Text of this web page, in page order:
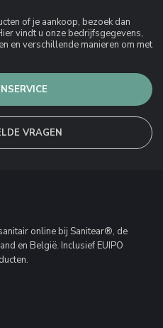
of je aankoop, bezoek dan
vindt u onze bedrijfsgegevens,
en verschillende manieren om met
VRAGEN
online bij Sanitear®, de
en België. Inclusief EUIPO